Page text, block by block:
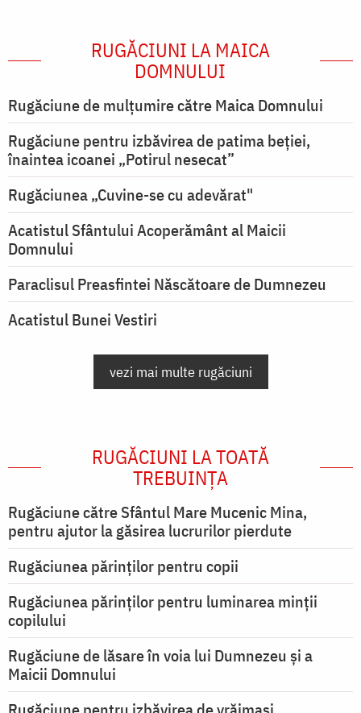
RUGĂCIUNI LA MAICA
DOMNULUI
Rugăciune de mulţumire către Maica Domnului
Rugăciune pentru izbăvirea de patima beției,
înaintea icoanei „Potirul nesecat”
Rugăciunea „Cuvine-se cu adevărat"
Acatistul Sfântului Acoperământ al Maicii
Domnului
Paraclisul Preasfintei Născătoare de Dumnezeu
Acatistul Bunei Vestiri
vezi mai multe rugăciuni
RUGĂCIUNI LA TOATĂ
TREBUINȚA
Rugăciune către Sfântul Mare Mucenic Mina,
pentru ajutor la găsirea lucrurilor pierdute
Rugăciunea părinților pentru copii
Rugăciunea părinților pentru luminarea minţii
copilului
Rugăciune de lăsare în voia lui Dumnezeu şi a
Maicii Domnului